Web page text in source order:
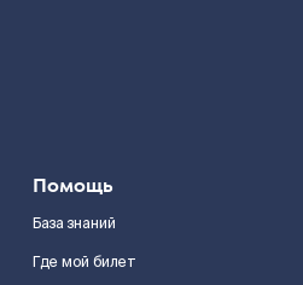
Помощь
База знаний
Где мой билет